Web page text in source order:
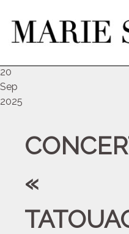
20
Sep
2025
«